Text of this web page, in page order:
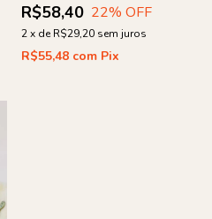
R$58,40 22% OFF
2x de R$29,20 sem juros
R$55,48 com Pix